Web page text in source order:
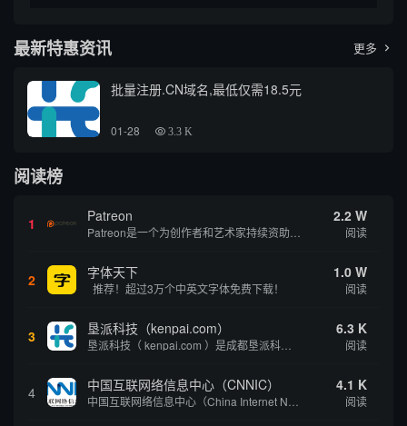
最新特惠资讯 更多 
批量注册.CN域名,最低仅需18.5元
01-28 3.3 K
阅读榜
1 Patreon 2.2 W
阅读
2 字体天下
推荐！超过3万个中英文字体免费下载！
1.0 W
阅读
3 垦派科技（kenpai.com） 6.3 K
阅读
4 中国互联网络信息中心（CNNIC） 4.1 K
阅读